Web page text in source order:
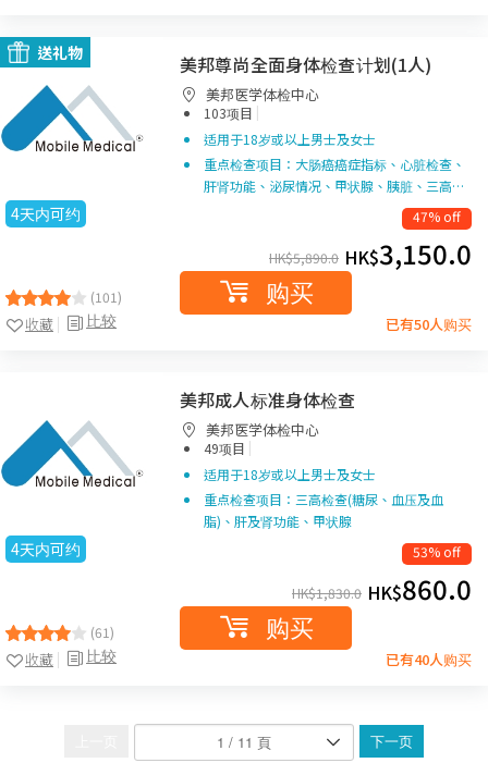
送礼物
4天内可约
(101)
比较
收藏
美邦尊尚全面身体检查计划(1人)
美邦医学体检中心
103项目 |
适用于18岁或以上男士及女士
重点检查项目：大肠癌癌症指标、心脏检查、
肝肾功能、泌尿情况、甲状腺、胰脏、三高…
47% off
HK$5,890.0 HK$3,150.0
购买
已有50人购买
4天内可约
(61)
比较
收藏
美邦成人标准身体检查
美邦医学体检中心
49项目 |
适用于18岁或以上男士及女士
重点检查项目：三高检查(糖尿、血压及血
脂)、肝及肾功能、甲状腺
53% off
HK$1,830.0 HK$860.0
购买
已有40人购买
下一页